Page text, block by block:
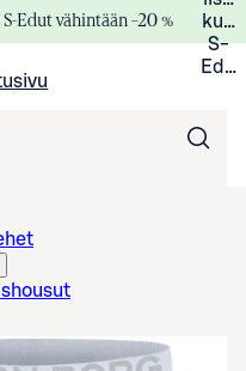
Edut vähintään –20 %
S-